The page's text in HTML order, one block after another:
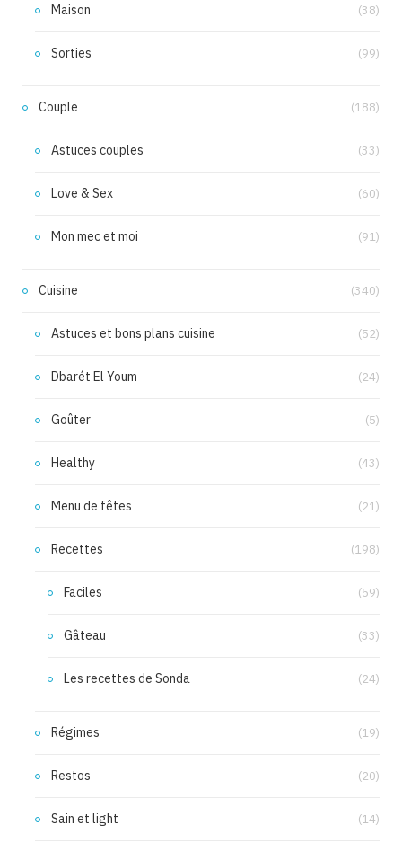
Maison (38)
Sorties (99)
Couple (188)
Astuces couples (33)
Love & Sex (60)
Mon mec et moi (91)
Cuisine (340)
Astuces et bons plans cuisine (52)
Dbarét El Youm (24)
Goûter (5)
Healthy (43)
Menu de fêtes (21)
Recettes (198)
Faciles (59)
Gâteau (33)
Les recettes de Sonda (24)
Régimes (19)
Restos (20)
Sain et light (14)